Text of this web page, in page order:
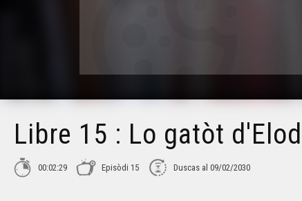
Libre 15 : Lo gatòt
00:02:29 Episòdi 15 Duscas al 09/02/2030